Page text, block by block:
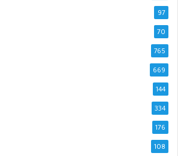
97
70
765
669
144
334
176
108